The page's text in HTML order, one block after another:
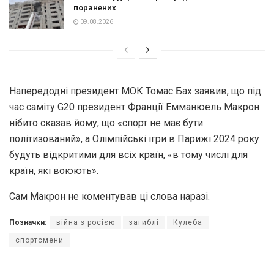
поранених
09.08.2026
Напередодні президент МОК Томас Бах заявив, що під
час саміту G20 президент Франції Емманюель Макрон
нібито сказав йому, що «спорт не має бути
політизований», а Олімпійські ігри в Парижі 2024 року
будуть відкритими для всіх країн, «в тому числі для
країн, які воюють».
Сам Макрон не коментував ці слова наразі.
Позначки: війна з росією загиблі Кулеба
спортсмени